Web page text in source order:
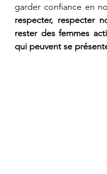
garder confiance en
respecter, respecter
rester des femmes
qui peuvent se